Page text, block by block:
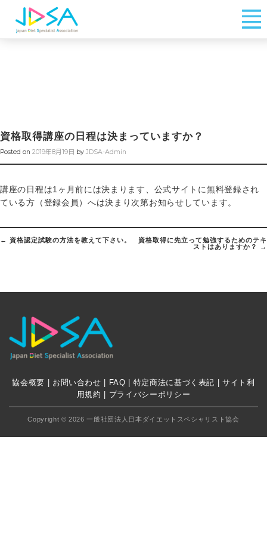
資格取得講座の日程は決まっていますか？
Posted on 2019年8月19日 by JDSA-Admin
講座の日程は1ヶ月前には決まります、公式サイトに無料登録され
ている方（登録会員）へは決まり次第お知らせしています。
navigation
← 資格認定試験の方法を教えて下さい。 資格取得に先立って勉強するためのテキ
ストはありますか？ →
協会概要 | お問い合わせ | FAQ | 特定商法に基づく表記 |サイト利
用規約 | プライバシーポリシー
Copyright ©2026 一般社団法人日本ダイエットスペシャリスト協会